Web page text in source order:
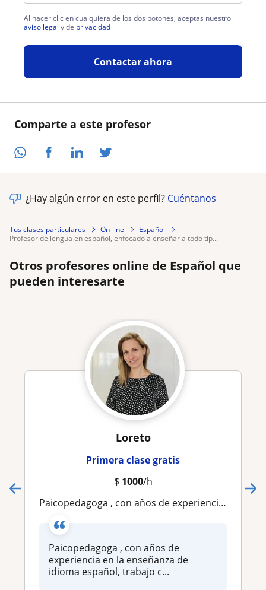
Comparte a este profesor
Al hacer clic en cualquiera de los dos botones, aceptas nuestro
aviso legal y de privacidad
Contactar ahora
¿Hay algún error en este perfil? Cuéntanos
Tus clases particulares On-line
Español
profesor de lengua en español, enfocado a enseñar a todo tip...
Otros profesores online de Español que
pueden interesarte
Loreto
Primera clase gratis
$ 1000/h
Paicopedagoga , con años de experiencia en la enseñanza de idioma español, trabajo con niños y adultos
Paicopedagoga , con años de
experiencia en la enseñanza de
idioma español, trabajo c...